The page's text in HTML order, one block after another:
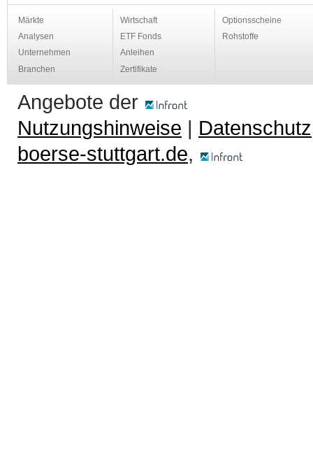
Märkte
Analysen
Unternehmen
Branchen
Wirtschaft
ETF Fonds
Anleihen
Zertifikate
Optionsscheine
Rohstoffe
Angebote der
Nutzungshinweise | Datenschutz
boerse-stuttgart.de,